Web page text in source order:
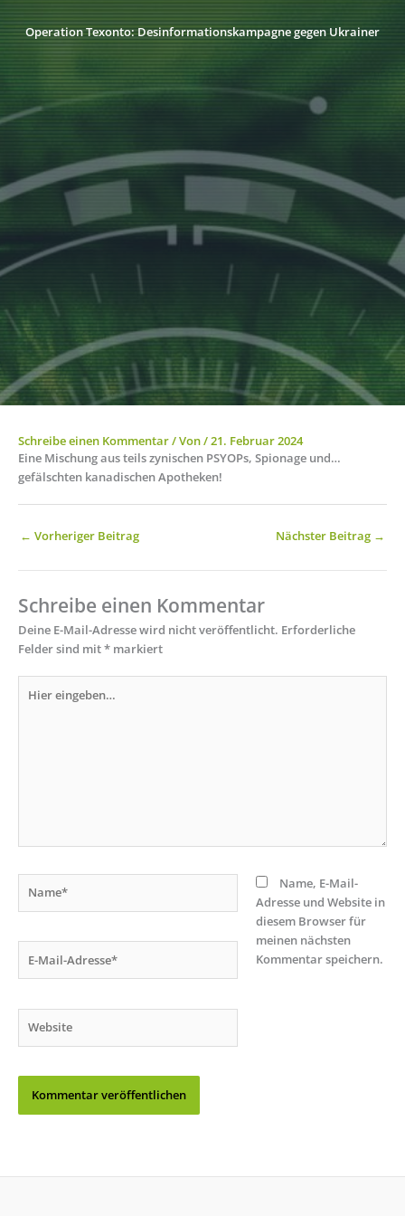
Operation Texonto: Desinformationskampagne gegen Ukrainer
Schreibe einen Kommentar/ Von/21. Februar 2024
Eine Mischung aus teils zynischen PSYOPs, Spionage und…
gefälschten kanadischen Apotheken!
← Vorheriger Beitrag Nächster Beitrag →
Schreibe einen Kommentar
Deine E-Mail-Adresse wird nicht veröffentlicht. Erforderliche
Felder sind mit* markiert
eingeben…
Mail-
Name, E-Mail-
Adresse und Website in
diesem Browser für
meinen nächsten
Kommentar speichern.